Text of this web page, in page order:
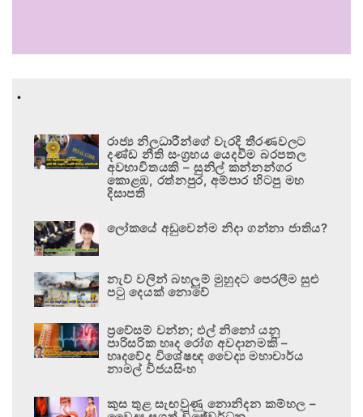
.
රාජ්‍ය නිලධාරීන්ගේ වැරදි තීරණවලට
දණ්ඩ නීති සංග්‍රහය යෙදවීම බරපතල
අවභාවිතයකි – සුනිල් කන්නන්ගර
කොළඹ, රත්නපුර, අම්පාර හිටපු මහ
දිසාපති
ලෝකයේ අඩුවෙන්ම නිදා ගන්නා ජාතිය?
නැව් වලින් බහලුම් මුහුදට පෙරලීම සුළු
පටු දෙයක් නොවේ
ප්‍රවේසම් වන්න; එල් නිනෝ යනු
පාරිසරික හෘද රෝග අවදානමකි –
හෘදවේද විශේෂඥ වෛද්‍ය මහාචාර්ය
නාමල් විජයසිංහ
කුස තුළ සැඟවුණු නොනිදන කම්හල –